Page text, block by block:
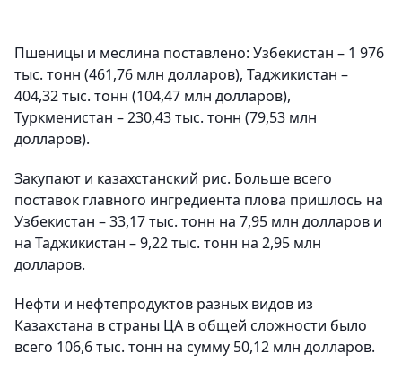
Пшеницы и меслина поставлено: Узбекистан – 1 976
тыс. тонн (461,76 млн долларов), Таджикистан –
404,32 тыс. тонн (104,47 млн долларов),
Туркменистан – 230,43 тыс. тонн (79,53 млн
долларов).
Закупают и казахстанский рис. Больше всего
поставок главного ингредиента плова пришлось на
Узбекистан – 33,17 тыс. тонн на 7,95 млн долларов и
на Таджикистан – 9,22 тыс. тонн на 2,95 млн
долларов.
Нефти и нефтепродуктов разных видов из
Казахстана в страны ЦА в общей сложности было
всего 106,6 тыс. тонн на сумму 50,12 млн долларов.